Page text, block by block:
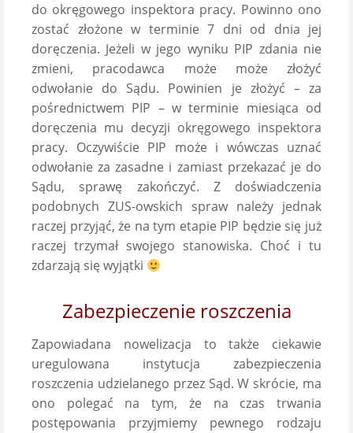
do okręgowego inspektora pracy. Powinno ono
zostać złożone w terminie 7 dni od dnia jej
doręczenia. Jeżeli w jego wyniku PIP zdania nie
zmieni, pracodawca może może złożyć
odwołanie do Sądu. Powinien je złożyć – za
pośrednictwem PIP – w terminie miesiąca od
doręczenia mu decyzji okręgowego inspektora
pracy. Oczywiście PIP może i wówczas uznać
odwołanie za zasadne i zamiast przekazać je do
Sądu, sprawę zakończyć. Z doświadczenia
podobnych ZUS-owskich spraw należy jednak
raczej przyjąć, że na tym etapie PIP będzie się już
raczej trzymał swojego stanowiska. Choć i tu
zdarzają się wyjątki
Zabezpieczenie roszczenia
Zapowiadana nowelizacja to także ciekawie
uregulowana instytucja zabezpieczenia
roszczenia udzielanego przez Sąd. W skrócie, ma
ono polegać na tym, że na czas trwania
postępowania przyjmiemy pewnego rodzaju